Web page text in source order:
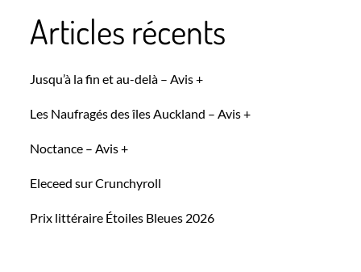
Articles récents
Jusqu’à la fin et au-delà – Avis +
Les Naufragés des îles Auckland – Avis +
Noctance – Avis +
Eleceed sur Crunchyroll
Prix littéraire Étoiles Bleues 2026